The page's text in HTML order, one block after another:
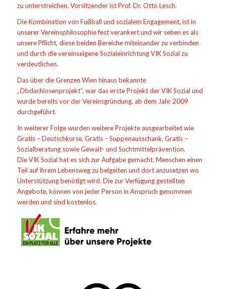
zu unterstreichen, Vorsitzender ist Prof. Dr. Otto Lesch.
Die Kombination von Fußball und sozialem Engagement, ist in
unserer Vereinsphilosophie fest verankert und wir sehen es als
unsere Pflicht, diese beiden Bereiche miteinander zu verbinden
und durch die vereinseigene Sozialeinrichtung VIK Sozial zu
verdeutlichen.
Das über die Grenzen Wien hinaus bekannte
„Obdachlosenprojekt“, war das erste Projekt der VIK Sozial und
wurde bereits vor der Vereinsgründung, ab dem Jahr 2009
durchgeführt.
In weiterer Folge wurden weitere Projekte ausgearbeitet wie
Gratis – Deutschkurse, Gratis – Suppenausschank, Gratis –
Sozialberatung sowie Gewalt- und Suchtmittelprävention.
Die VIK Sozial hat es sich zur Aufgabe gemacht, Menschen einen
Teil auf ihrem Lebensweg zu belgeiten und dort anzusetzen wo
Unterstützung benötigt wird. Die zur Verfügung gestellten
Angebote, können von jeder Person in Anspruch genommen
werden und sind kostenlos.